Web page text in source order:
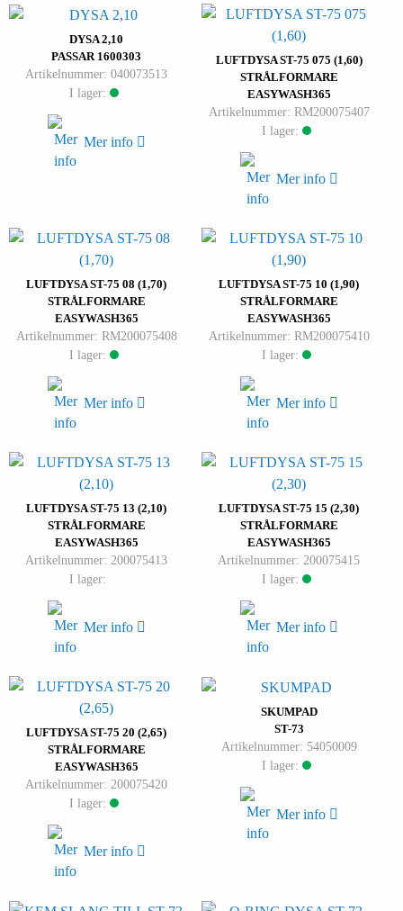
DYSA 2,10
PASSAR 1600303
Artikelnummer: 040073513
I lager:
Mer info
LUFTDYSA ST-75 075 (1,60)
STRÅLFORMARE
EASYWASH365
Artikelnummer: RM200075407
I lager:
Mer info
LUFTDYSA ST-75 08 (1,70)
STRÅLFORMARE
EASYWASH365
Artikelnummer: RM200075408
I lager:
Mer info
LUFTDYSA ST-75 10 (1,90)
STRÅLFORMARE
EASYWASH365
Artikelnummer: RM200075410
I lager:
Mer info
LUFTDYSA ST-75 13 (2,10)
STRÅLFORMARE
EASYWASH365
Artikelnummer: 200075413
I lager:
Mer info
LUFTDYSA ST-75 15 (2,30)
STRÅLFORMARE
EASYWASH365
Artikelnummer: 200075415
I lager:
Mer info
LUFTDYSA ST-75 20 (2,65)
STRÅLFORMARE
EASYWASH365
Artikelnummer: 200075420
I lager:
Mer info
SKUMPAD
ST-73
Artikelnummer: 54050009
I lager:
Mer info